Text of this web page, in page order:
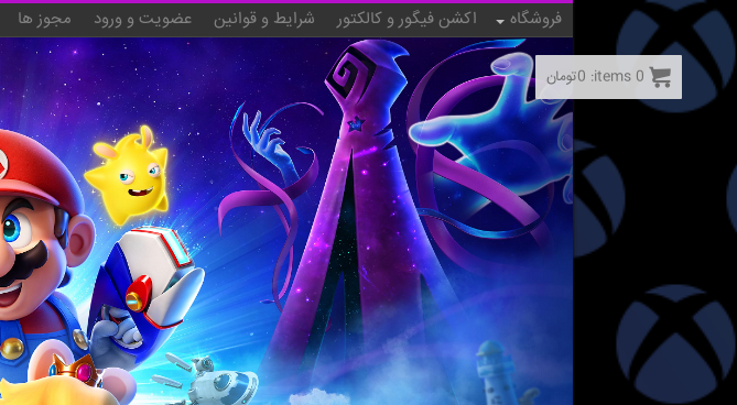
فروشگاه اکشن فیگور و کالکتور شرایط و قوانین عضویت و ورود مجوز ها
0
items:
0تومان